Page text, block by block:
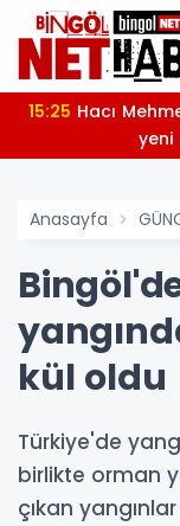
15:25
yeni
Anasayfa
kül oldu
Türkiye'de
birlikte orman
çıkan